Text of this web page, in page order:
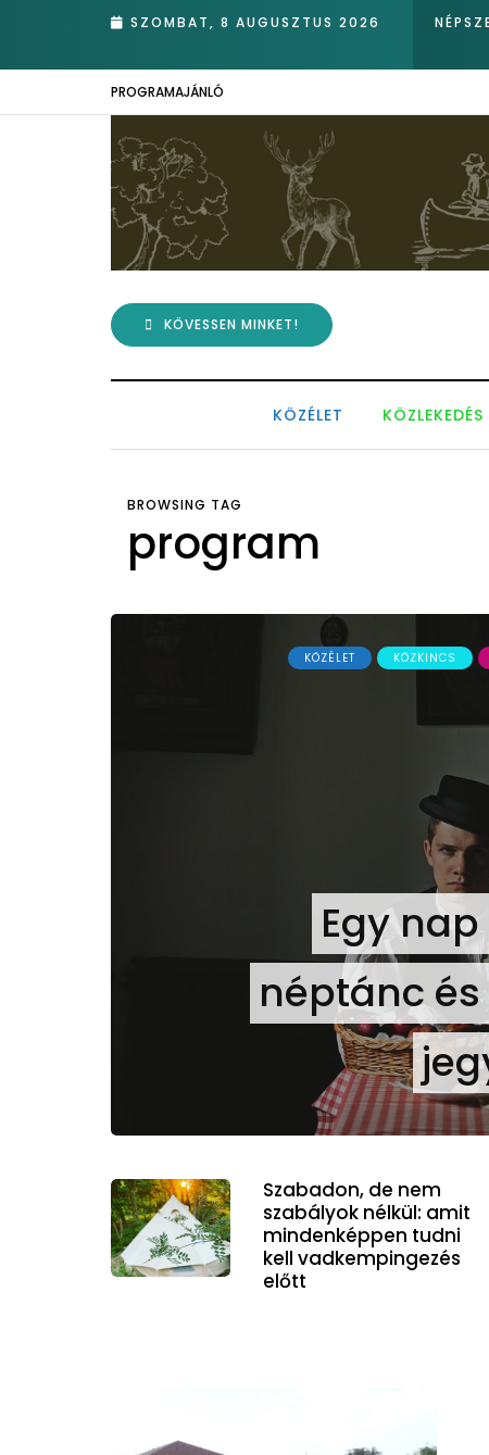
SZOMBAT, 8 AUGUSZTUS 2026
PROGRAMAJÁNLÓ
KÖVESSEN MINKET!
KÖZÉLET KÖZLEKEDÉS
BROWSING TAG
program
KÖZÉLET KÖZKINCS
Egy
néptánc
Szabadon, de nem
szabályok nélkül: amit
mindenképpen tudni
kell vadkempingezés
előtt